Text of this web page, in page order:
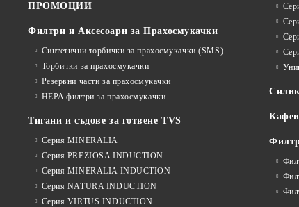
ПРОМОЦИИ
Филтри и Аксесоари за Прахосмукачки
Синтетични торбички за прахосмукачки (SMS)
Торбички за прахосмукачки
Резервни части за прахосмукачки
HEPA филтри за прахосмукачки
Тигани и съдове за готвене TVS
Серия MINERALIA
Серия PREZIOSA INDUCTION
Серия MINERALIA INDUCTION
Серия NATURA INDUCTION
Серия VIRTUS INDUCTION